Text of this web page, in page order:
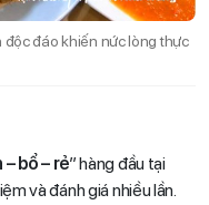
đáo khiến nức lòng thực
– bổ – rẻ” hàng đầu tại
và đánh giá nhiều lần.